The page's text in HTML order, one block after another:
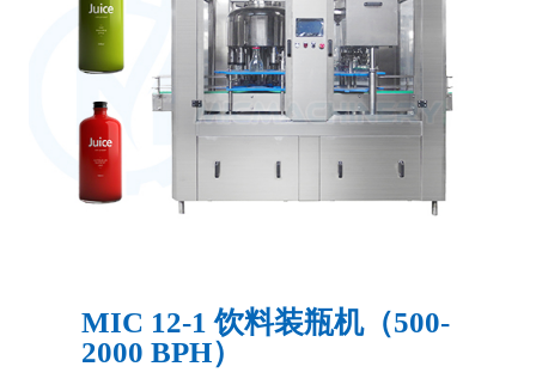
MIC 12-1 饮料装瓶机（500-
2000 BPH）